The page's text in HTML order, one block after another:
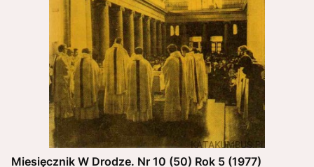
Miesięcznik W Drodze. Nr 10 (50) Rok 5 (1977)